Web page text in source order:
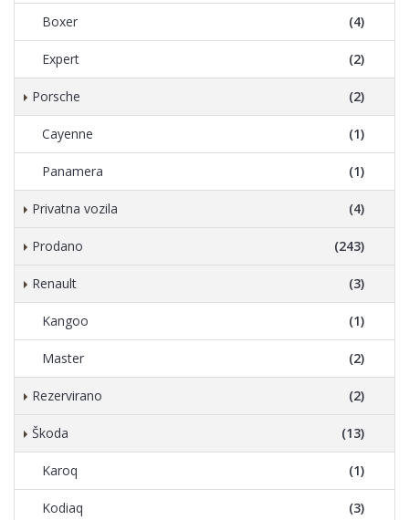
Boxer (4)
Expert (2)
Porsche (2)
Cayenne (1)
Panamera (1)
Privatna vozila (4)
Prodano (243)
Renault (3)
Kangoo (1)
Master (2)
Rezervirano (2)
Škoda (13)
Karoq (1)
Kodiaq (3)